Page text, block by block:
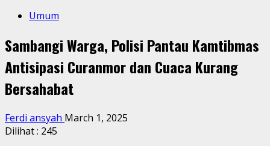
Umum
Sambangi Warga, Polisi Pantau Kamtibmas
Antisipasi Curanmor dan Cuaca Kurang
Bersahabat
Ferdi ansyah March 1, 2025
Dilihat : 245